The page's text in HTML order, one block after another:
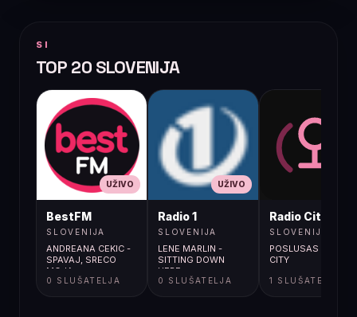
SI
TOP 20 SLOVENIJA
UŽIVO
BestFM
SLOVENIJA
ANDREANA CEKIC -
SPAVAJ, SRECO
MOJA
0 SLUŠATELJA
UŽIVO
Radio 1
SLOVENIJA
LENE MARLIN -
SITTING DOWN
HERE
0 SLUŠATELJA
Radio City
SLOVENIJA
POSLUSAS RADIO
CITY
1 SLUŠATELJA